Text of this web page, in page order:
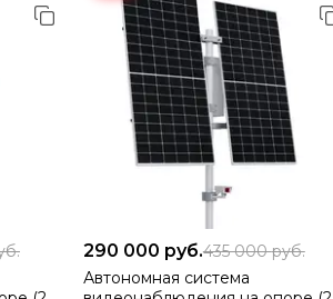
290 000 руб.435 000руб.
Автономная система